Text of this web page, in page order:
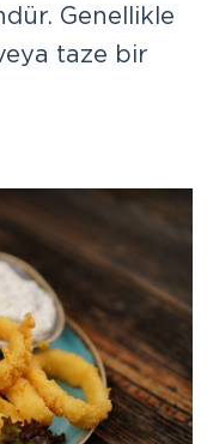
Genellikle
taze bir